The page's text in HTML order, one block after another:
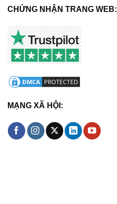
CHỨNG NHẬN TRANG WEB:
MẠNG XÃ HỘI: